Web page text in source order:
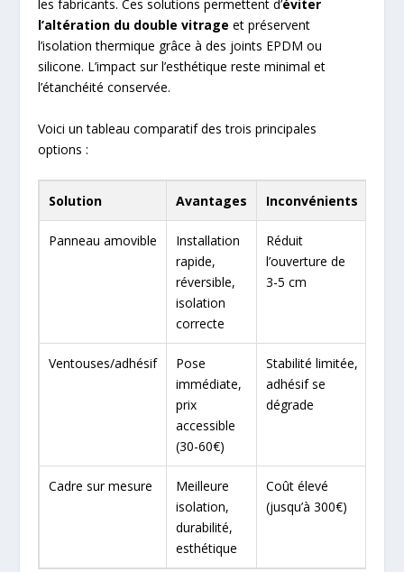
les fabricants. Ces solutions permettent d’éviter
l’altération du double vitrage et préservent
l’isolation thermique grâce à des joints EPDM ou
silicone. L’impact sur l’esthétique reste minimal et
l’étanchéité conservée.
Voici un tableau comparatif des trois principales
options :
Solution Avantages Inconvénients
Panneau amovible
Installation
rapide,
réversible,
isolation
correcte
Réduit
l’ouverture de
3-5 cm
Ventouses/adhésif
Pose
immédiate,
prix
accessible
(30-60€)
Stabilité limitée,
adhésif se
dégrade
Cadre sur mesure
Meilleure
isolation,
durabilité,
esthétique
Coût élevé
(jusqu’à 300€)